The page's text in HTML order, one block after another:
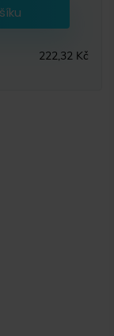
222,32 Kč